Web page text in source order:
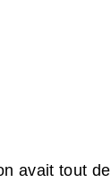
avait tout de